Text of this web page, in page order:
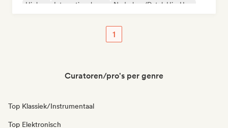
Hiphop
Internationale rap Nederhop/Dutch Hip-Hop
1
Curatoren/pro's per genre
Top Klassiek/Instrumentaal
Top Elektronisch